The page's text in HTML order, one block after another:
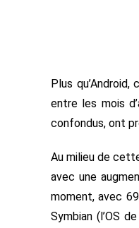
Plus
entre les mois
confondus, ont
Au milieu de
avec une
moment, avec
Symbian (l’OS